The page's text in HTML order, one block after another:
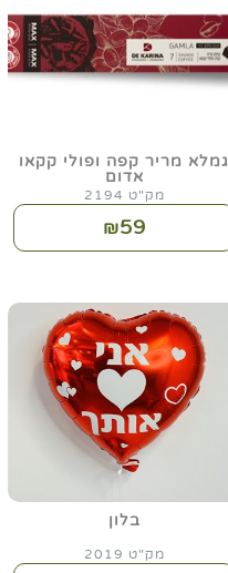
גמלא מריר קפה ופולי קקאו
אדום
מק"ט 2194
₪59
בלון
מק"ט 2019